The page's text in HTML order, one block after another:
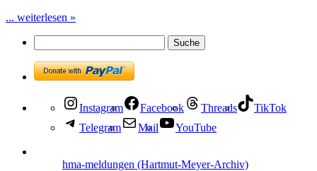
... weiterlesen »
Instagram Facebook Threads
TikTok
Telegram
Mail YouTube
hma-meldungen (Hartmut-Meyer-Archiv)